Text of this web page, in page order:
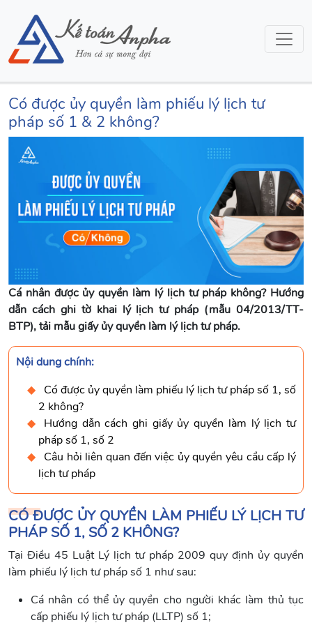
Có được ủy quyền làm phiếu lý lịch tư
pháp số 1 & 2 không?
Cá nhân được ủy quyền làm lý lịch tư pháp không? Hướng
dẫn cách ghi tờ khai lý lịch tư pháp (mẫu 04/2013/TT-
BTP), tải mẫu giấy ủy quyền làm lý lịch tư pháp.
Nội dung chính:
Có được ủy quyền làm phiếu lý lịch tư pháp số 1, số
2 không?
Hướng dẫn cách ghi giấy ủy quyền làm lý lịch tư
pháp số 1, số 2
Câu hỏi liên quan đến việc ủy quyền yêu cầu cấp lý
lịch tư pháp
CÓ ĐƯỢC ỦY QUYỀN LÀM PHIẾU LÝ LỊCH TƯ
PHÁP SỐ 1, SỐ 2 KHÔNG?
Tại Điều 45 Luật Lý lịch tư pháp 2009 quy định ủy quyền
làm phiếu lý lịch tư pháp số 1 như sau:
Cá nhân có thể ủy quyền cho người khác làm thủ tục
cấp phiếu lý lịch tư pháp (LLTP) số 1;